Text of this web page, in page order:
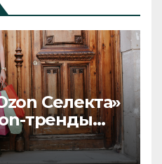
Селекта»
тренды